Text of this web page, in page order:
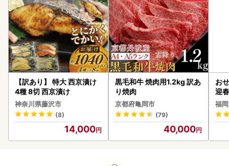
【訳あり】 特大 西京漬け
4種 8切 西京漬け
神奈川県藤沢市
(8)
14,000
黒毛和牛 焼肉用1.2kg 訳あ
り焼肉
京都府亀岡市
(79)
40,000
お
迎
福